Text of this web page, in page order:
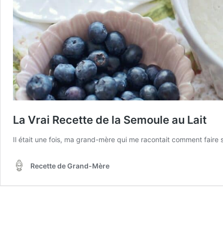
La Vrai Recette de la Semoule au Lait
Il était une fois, ma grand-mère qui me racontait comment
Recette de Grand-Mère